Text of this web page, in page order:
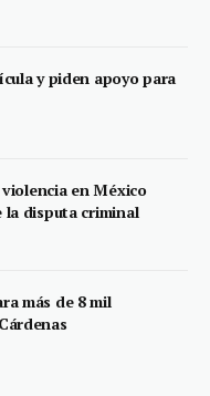
y piden apoyo para
en México
la disputa criminal
más de 8 mil